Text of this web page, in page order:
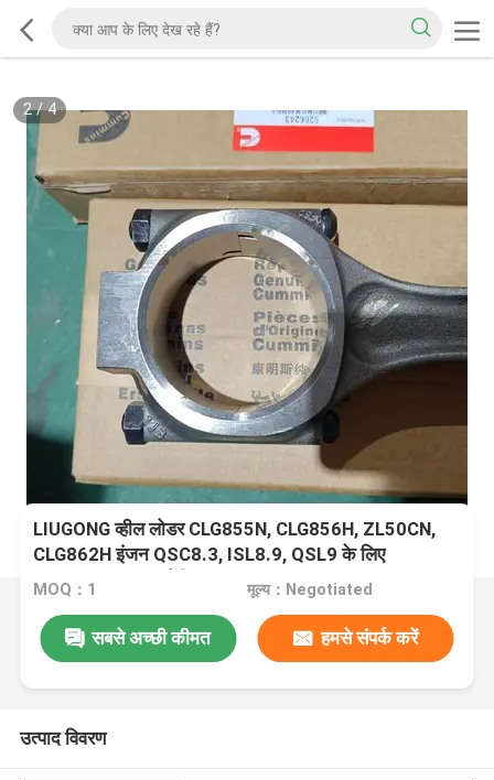
2/4
LIUGONG व्हील लोडर CLG855N, CLG856H, ZL50CN,
CLG862H इंजन QSC8.3, ISL8.9, QSL9 के लिए
5266243 इंजन कनेक्टिंग रॉड
MOQ：1 मूल्य：Negotiated
सबसे अच्छी कीमत हमसे संपर्क करें
उत्पाद विवरण